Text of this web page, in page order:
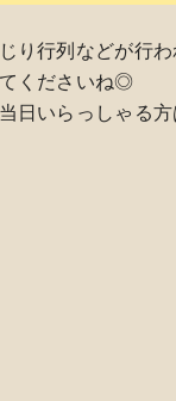
行列などが行わ
くださいね◎
日いらっしゃる